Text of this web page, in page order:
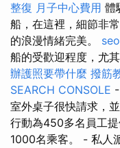
整復 月子中心費用 體
船，在這裡，細節非
的浪漫情緒完美。
船的受歡迎程度，尤
辦護照要帶什麼 撥筋
SEARCH CONSOLE -
室外桌子很快請求，
行動為450多名員工
1000名乘客。 - 私人